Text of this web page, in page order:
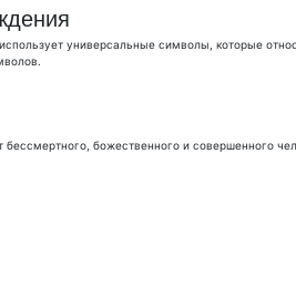
универсальные символы, которые
бессмертного, божественного и совершенного